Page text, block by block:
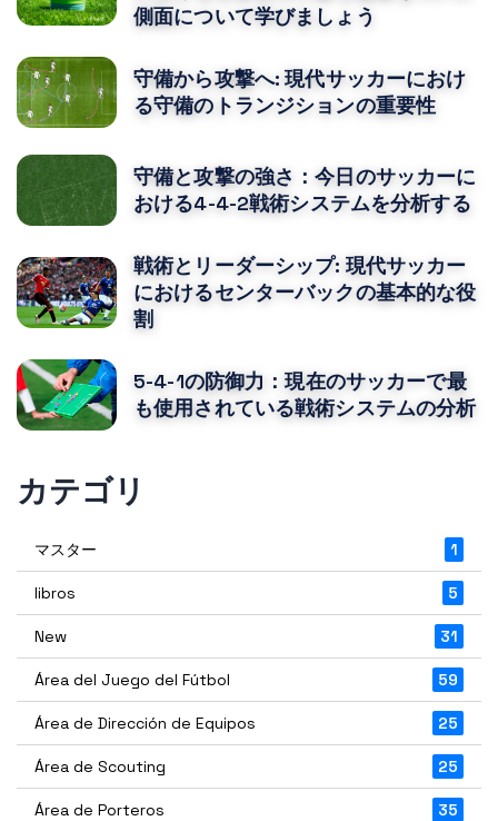
側面について学びましょう
守備から攻撃へ: 現代サッカーにおけ
る守備のトランジションの重要性
守備と攻撃の強さ：今日のサッカーに
おける4-4-2戦術システムを分析する
戦術とリーダーシップ: 現代サッカー
におけるセンターバックの基本的な役
割
5-4-1の防御力：現在のサッカーで最
も使用されている戦術システムの分析
カテゴリ
マスター 1
libros 5
New 31
Área del Juego del Fútbol 59
Área de Dirección de Equipos 25
Área de Scouting 25
Área de Porteros 35